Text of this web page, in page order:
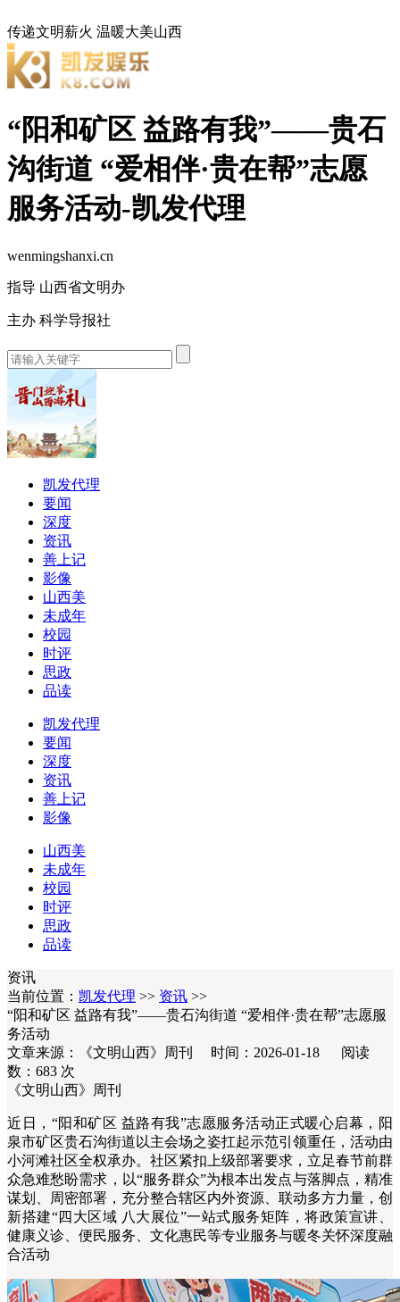
传递文明薪火 温暖大美山西
“阳和矿区 益路有我”——贵石
沟街道 “爱相伴·贵在帮”志愿
服务活动-凯发代理
wenmingshanxi.cn
指导 山西省文明办
主办 科学导报社
凯发代理
要闻
深度
资讯
善上记
影像
山西美
未成年
校园
时评
思政
品读
凯发代理
要闻
深度
资讯
善上记
影像
山西美
未成年
校园
时评
思政
品读
资讯
当前位置： 凯发代理 >> 资讯 >>
“阳和矿区 益路有我”——贵石沟街道 “爱相伴·贵在帮”志愿服
务活动
文章来源：《文明山西》周刊 时间：2026-01-18 阅读
数： 683 次
《文明山西》周刊
近日，“阳和矿区 益路有我”志愿服务活动正式暖心启幕，阳
泉市矿区贵石沟街道以主会场之姿扛起示范引领重任，活动由
小河滩社区全权承办。社区紧扣上级部署要求，立足春节前群
众急难愁盼需求，以“服务群众”为根本出发点与落脚点，精准
谋划、周密部署，充分整合辖区内外资源、联动多方力量，创
新搭建“四大区域 八大展位”一站式服务矩阵，将政策宣讲、
健康义诊、便民服务、文化惠民等专业服务与暖冬关怀深度融
合活动